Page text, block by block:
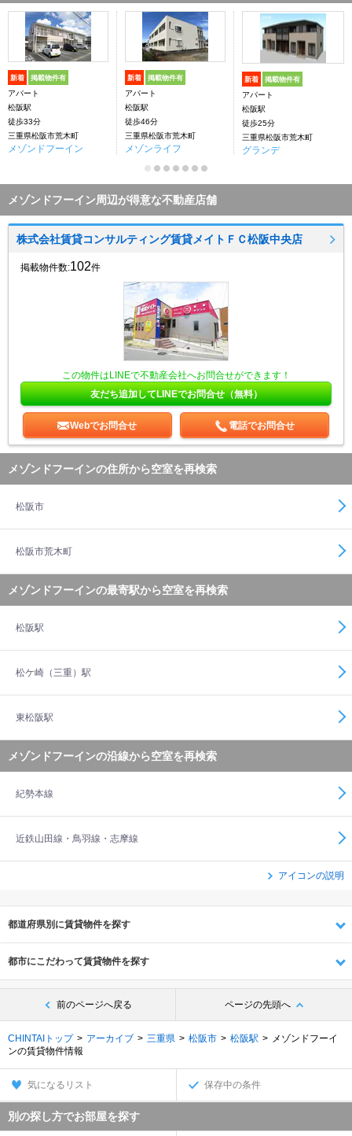
新着 掲載物件有
アパート
松阪駅
徒歩33分
三重県松阪市荒木町
メゾンドフーイン
新着 掲載物件有
アパート
松阪駅
徒歩46分
三重県松阪市荒木町
メゾンライフ
新着 掲載物件有
アパート
松阪駅
徒歩25分
三重県松阪市荒木町
グランデ
メゾンドフーイン周辺が得意な不動産店舗
株式会社賃貸コンサルティング賃貸メイトＦＣ松阪中央店
掲載物件数:102件
この物件はLINEで不動産会社へお問合せができます！
友だち追加してLINEでお問合せ（無料）
Webでお問合せ 電話でお問合せ
メゾンドフーインの住所から空室を再検索
松阪市
松阪市荒木町
メゾンドフーインの最寄駅から空室を再検索
松阪駅
松ケ崎（三重）駅
東松阪駅
メゾンドフーインの沿線から空室を再検索
紀勢本線
近鉄山田線・鳥羽線・志摩線
アイコンの説明
都道府県別に賃貸物件を探す
都市にこだわって賃貸物件を探す
前のページへ戻る ページの先頭へ
CHINTAIトップ アーカイブ 三重県 松阪市 松阪駅
メゾンドフーイ
ンの賃貸物件情報
気になるリスト 保存中の条件
別の探し方でお部屋を探す